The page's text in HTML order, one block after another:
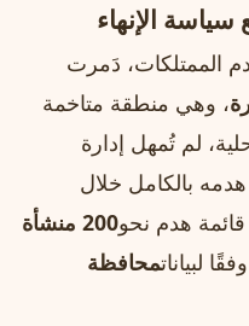
الإنهاء
الممتلكات، دَمرت
، وهي منطقة متاخمة
لم تُمهل إدارة
بالكامل خلال
هدم نحو200 منشأة
محافظة